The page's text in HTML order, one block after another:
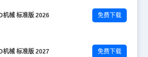
机械 标准版 2026 免费下载
机械 标准版 2027 免费下载